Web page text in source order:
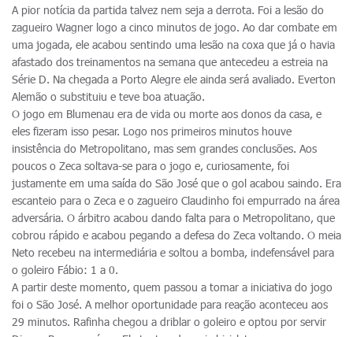
A pior notícia da partida talvez nem seja a derrota. Foi a lesão do
zagueiro Wagner logo a cinco minutos de jogo. Ao dar combate em
uma jogada, ele acabou sentindo uma lesão na coxa que já o havia
afastado dos treinamentos na semana que antecedeu a estreia na
Série D. Na chegada a Porto Alegre ele ainda será avaliado. Everton
Alemão o substituiu e teve boa atuação.
O jogo em Blumenau era de vida ou morte aos donos da casa, e
eles fizeram isso pesar. Logo nos primeiros minutos houve
insistência do Metropolitano, mas sem grandes conclusões. Aos
poucos o Zeca soltava-se para o jogo e, curiosamente, foi
justamente em uma saída do São José que o gol acabou saindo. Era
escanteio para o Zeca e o zagueiro Claudinho foi empurrado na área
adversária. O árbitro acabou dando falta para o Metropolitano, que
cobrou rápido e acabou pegando a defesa do Zeca voltando. O meia
Neto recebeu na intermediária e soltou a bomba, indefensável para
o goleiro Fábio: 1 a 0.
A partir deste momento, quem passou a tomar a iniciativa do jogo
foi o São José. A melhor oportunidade para reação aconteceu aos
29 minutos. Rafinha chegou a driblar o goleiro e optou por servir